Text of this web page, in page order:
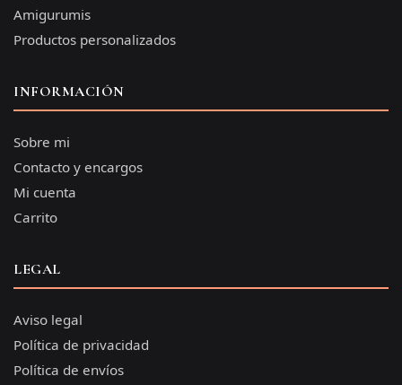
Amigurumis
Productos personalizados
INFORMACIÓN
Sobre mi
Contacto y encargos
Mi cuenta
Carrito
LEGAL
Aviso legal
Política de privacidad
Política de envíos